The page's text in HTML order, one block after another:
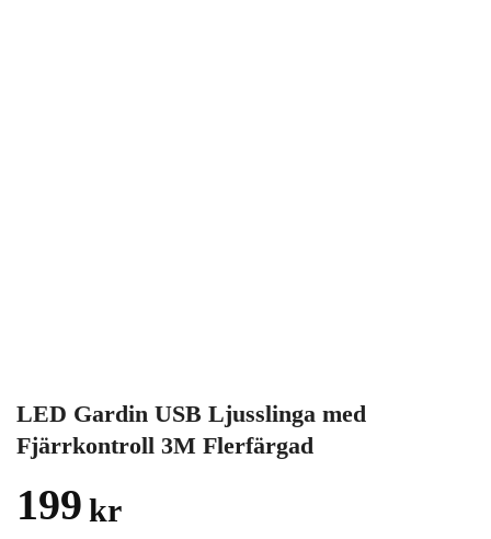
LED Gardin USB Ljusslinga med
Fjärrkontroll 3M Flerfärgad
199 kr